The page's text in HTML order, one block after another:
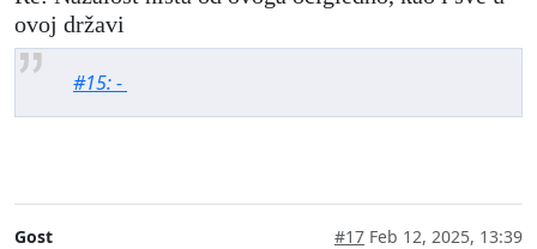
ovoj državi
#15: -
Gost #17 Feb 12, 2025, 13:39